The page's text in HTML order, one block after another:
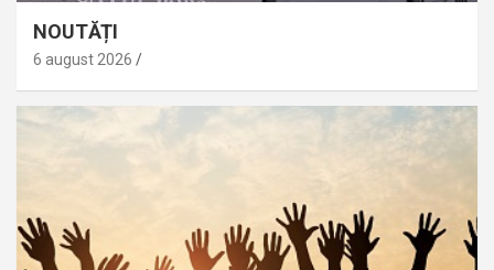
NOUTĂȚI
6 august 2026